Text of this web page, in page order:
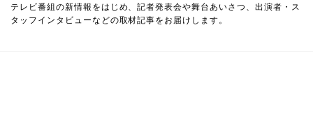
テレビ番組の新情報をはじめ、記者発表会や舞台あいさつ、出演者・ス
タッフインタビューなどの取材記事をお届けします。